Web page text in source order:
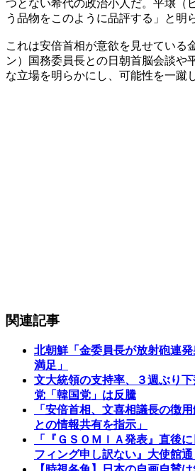
つとない希代の政治小人だ。平壌（
う品物をこのように品評する」と明
これは安倍首相が意欲を見せている
ン）国務委員長との日朝首脳会談や
な立場を明らかにし、可能性を一蹴
関連記事
北朝鮮「金委員長が放射砲連
満足」
文大統領の支持率、３週ぶり
党「韓国党」は反騰
「安倍首相、文喜相議長の徴
との情報共有を指示」
「『ＧＳＯＭＩＡ発表』直後
フィング申し訳ない』大使館通